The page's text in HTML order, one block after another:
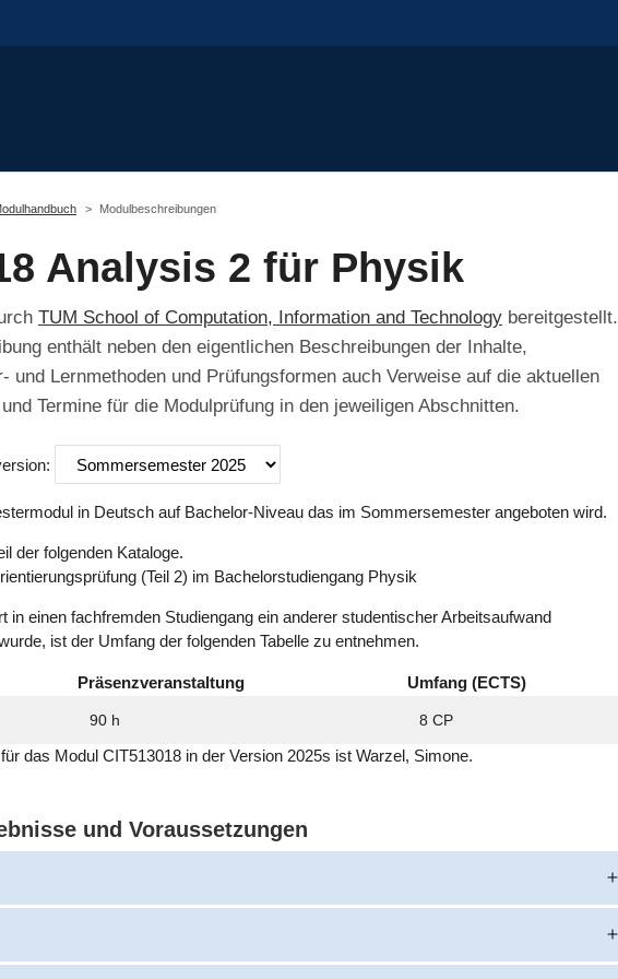
Modulbeschreibungen
Analysis 2 für Physik
TUM School of Computation, Information and Technology bereitgestellt.
enthält neben den eigentlichen Beschreibungen der Inhalte,
und Lernmethoden und Prüfungsformen auch Verweise auf die aktuellen
Termine für die Modulprüfung in den jeweiligen Abschnitten.
in Deutsch auf Bachelor-Niveau das im Sommersemester angeboten wird.
der folgenden Kataloge.
(Teil 2) im Bachelorstudiengang Physik
in einen fachfremden Studiengang ein anderer studentischer Arbeitsaufwand
ist der Umfang der folgenden Tabelle zu entnehmen.
Präsenzveranstaltung Umfang (ECTS)
90 h 8 CP
das Modul CIT513018 in der Version 2025s ist Warzel, Simone.
und Voraussetzungen